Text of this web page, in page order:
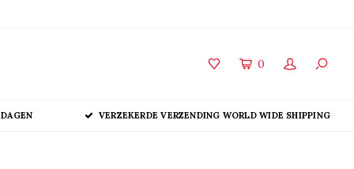
0
VERZEKERDE VERZENDING WORLD WIDE SHIPPING